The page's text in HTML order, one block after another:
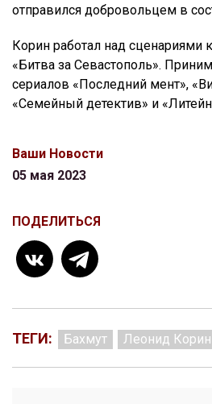
отправился добровольцем в
Корин работал над
«Битва за Севастополь».
сериалов «Последний мент»,
«Семейный детектив» и
Ваши Новости
05 мая 2023
ПОДЕЛИТЬСЯ
ТЕГИ: Бахмут Леонид Корин